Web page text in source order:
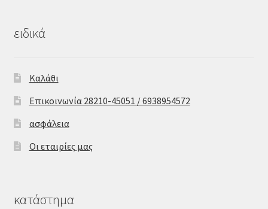
ειδικά
Καλάθι
Επικοινωνία 28210-45051 / 6938954572
ασφάλεια
Οι εταιρίες μας
κατάστημα